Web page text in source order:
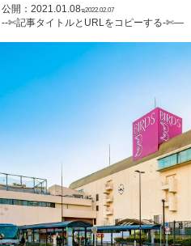
公開：2021.01.08ಇ2022.02.07
--✄記事タイトルとURLをコピーする-✄—